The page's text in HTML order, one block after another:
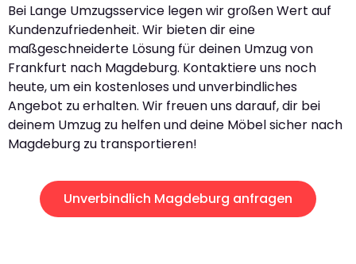
Bei Lange Umzugsservice legen wir großen Wert auf
Kundenzufriedenheit. Wir bieten dir eine
maßgeschneiderte Lösung für deinen Umzug von
Frankfurt nach Magdeburg. Kontaktiere uns noch
heute, um ein kostenloses und unverbindliches
Angebot zu erhalten. Wir freuen uns darauf, dir bei
deinem Umzug zu helfen und deine Möbel sicher nach
Magdeburg zu transportieren!
Unverbindlich Magdeburg anfragen